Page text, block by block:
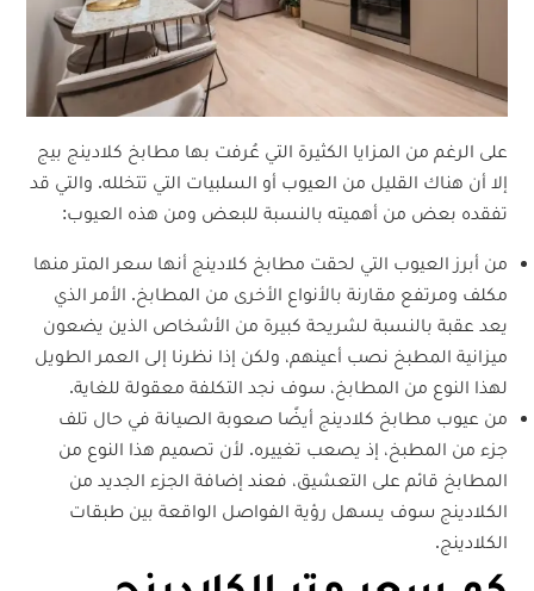
على الرغم من المزايا الكثيرة التي عُرفت بها مطابخ كلادينج بيج
إلا أن هناك القليل من العيوب أو السلبيات التي تتخلله. والتي قد
تفقده بعض من أهميته بالنسبة للبعض ومن هذه العيوب:
من أبرز العيوب التي لحقت مطابخ كلادينج أنها سعر المتر منها
مكلف ومرتفع مقارنة بالأنواع الأخرى من المطابخ. الأمر الذي
يعد عقبة بالنسبة لشريحة كبيرة من الأشخاص الذين يضعون
ميزانية المطبخ نصب أعينهم، ولكن إذا نظرنا إلى العمر الطويل
لهذا النوع من المطابخ، سوف نجد التكلفة معقولة للغاية.
من عيوب مطابخ كلادينج أيضًا صعوبة الصيانة في حال تلف
جزء من المطبخ، إذ يصعب تغييره. لأن تصميم هذا النوع من
المطابخ قائم على التعشيق، فعند إضافة الجزء الجديد من
الكلادينج سوف يسهل رؤية الفواصل الواقعة بين طبقات
الكلادينج.